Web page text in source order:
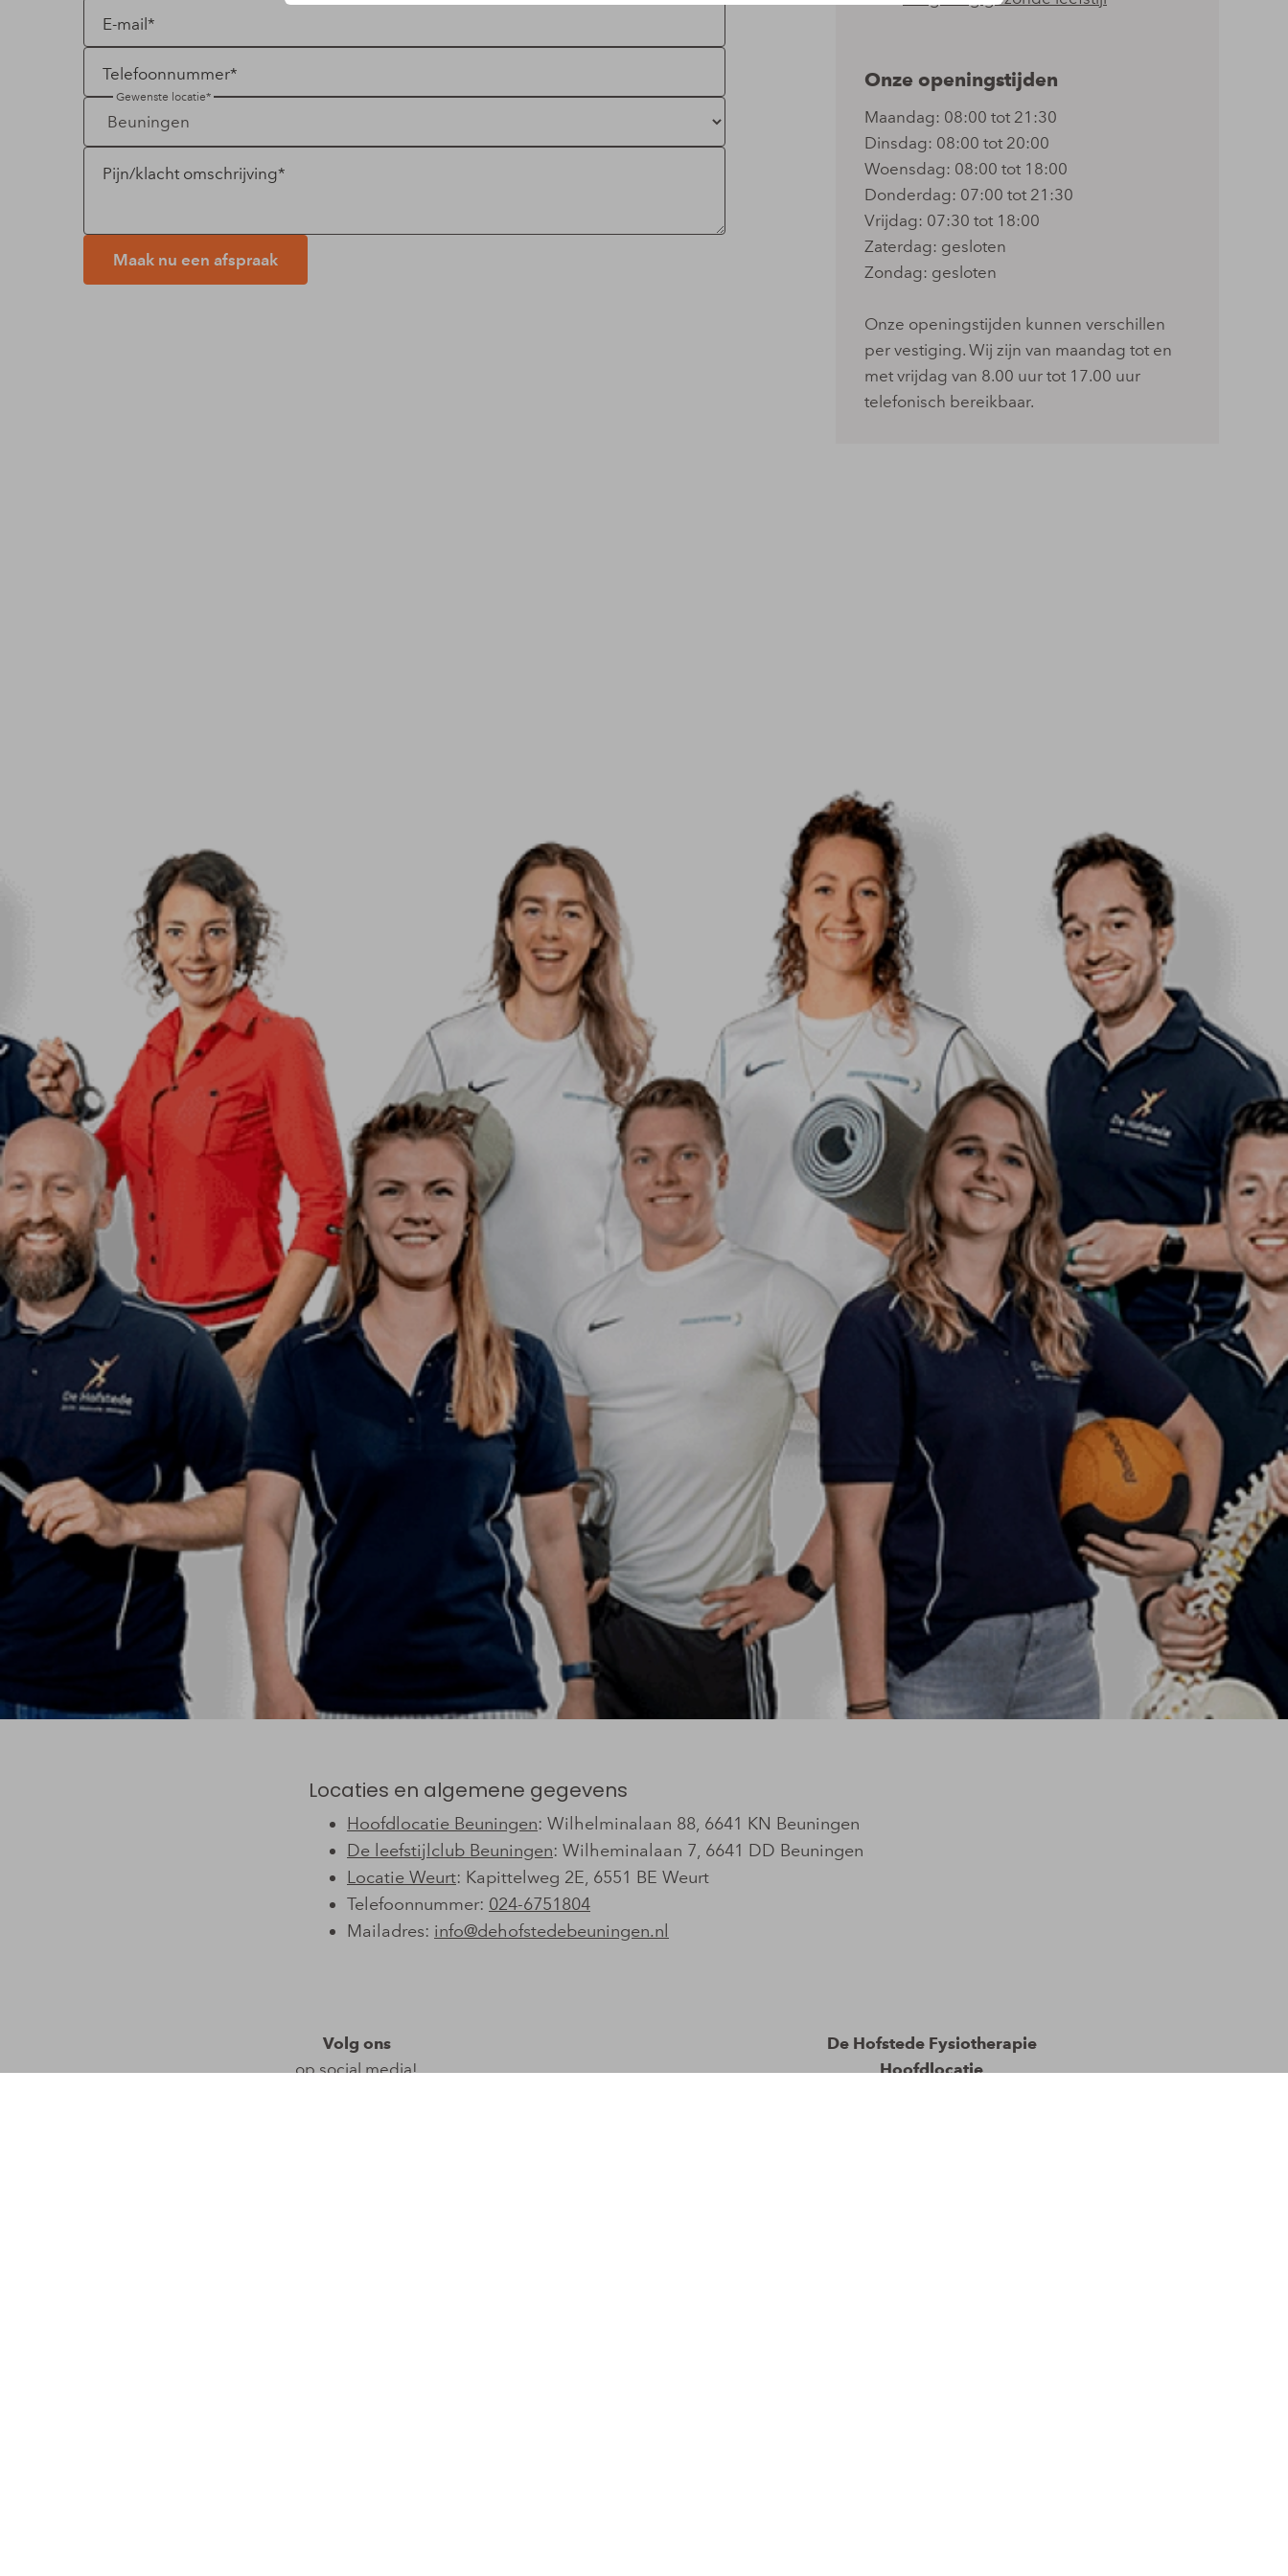
E-mail*
Telefoonnummer*
Gewenste locatie*
Pijn/klacht omschrijving*
Maak nu een afspraak
Onze openingstijden
Maandag: 08:00 tot 21:30
Dinsdag: 08:00 tot 20:00
Woensdag: 08:00 tot 18:00
Donderdag: 07:00 tot 21:30
Vrijdag: 07:30 tot 18:00
Zaterdag: gesloten
Zondag: gesloten
Onze openingstijden kunnen verschillen
per vestiging. Wij zijn van maandag tot en
met vrijdag van 8.00 uur tot 17.00 uur
telefonisch bereikbaar.
Locaties en algemene gegevens
Hoofdlocatie Beuningen: Wilhelminalaan 88, 6641 KN Beuningen
De leefstijlclub Beuningen: Wilheminalaan 7, 6641 DD Beuningen
Locatie Weurt: Kapittelweg 2E, 6551 BE Weurt
Telefoonnummer: 024-6751804
Mailadres: info@dehofstedebeuningen.nl
Volg ons
op social media!
De Hofstede Fysiotherapie
Hoofdlocatie